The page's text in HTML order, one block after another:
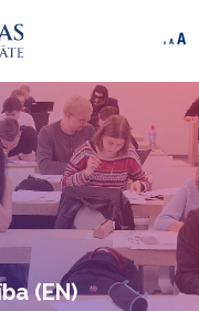
(EN)